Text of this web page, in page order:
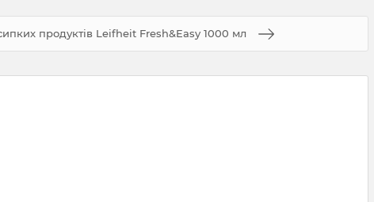
продуктів Leifheit Fresh&Easy 1000 мл